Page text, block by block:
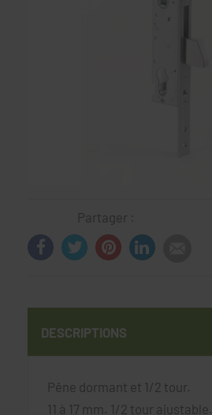
Partager :
DESCRIPTIONS
Pêne dormant et 1/2 tour.
11 à 17 mm. 1/2 tour ajustable.